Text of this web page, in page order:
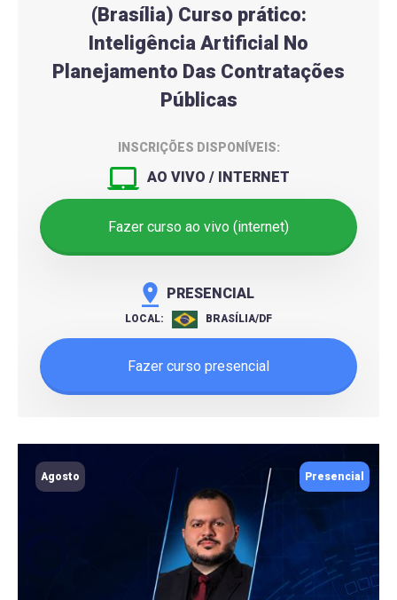
(Brasília) Curso prático:
Inteligência Artificial No
Planejamento Das Contratações
Públicas
INSCRIÇÕES DISPONÍVEIS:
AO VIVO / INTERNET
Fazer curso ao vivo (internet)
PRESENCIAL
LOCAL: BRASÍLIA/DF
Fazer curso presencial
Agosto Presencial